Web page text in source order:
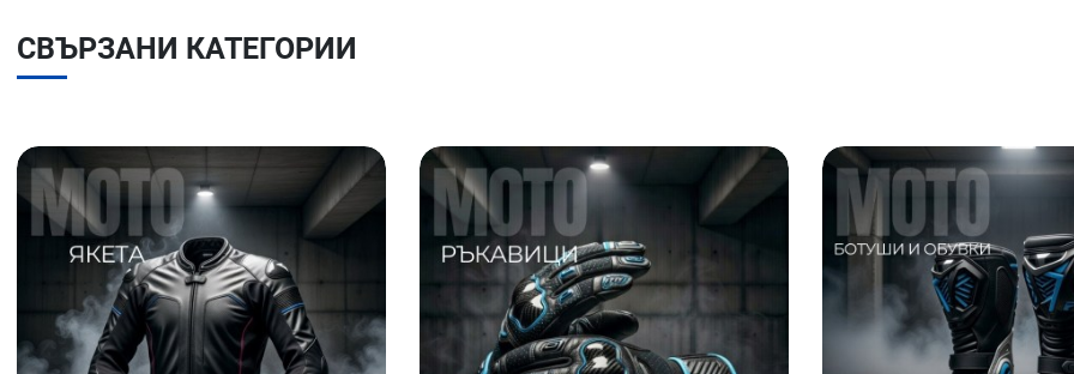
СВЪРЗАНИ КАТЕГОРИИ